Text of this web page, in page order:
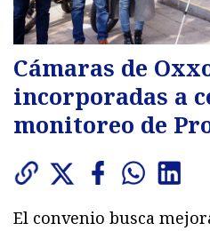
Cámaras de
incorporadas a
monitoreo de
El convenio busca